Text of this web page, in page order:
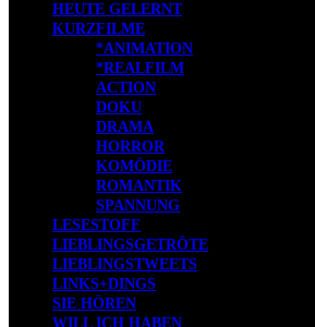
HEUTE GELERNT
KURZFILME
*ANIMATION
*REALFILM
ACTION
DOKU
DRAMA
HORROR
KOMÖDIE
ROMANTIK
SPANNUNG
LESESTOFF
LIEBLINGSGETRÖTE
LIEBLINGSTWEETS
LINKS+DINGS
SIE HÖREN
WILL ICH HABEN